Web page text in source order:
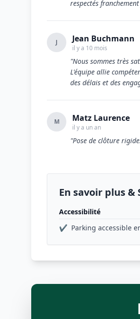
respectés
J Jean Buchmann
il y a 10 mois
"Nous sommes très
L'équipe allie
des délais et des
M Matz Laurence
il y a un an
"Pose de clôture
En savoir plus &
Accessibilité
✔ Parking accessible